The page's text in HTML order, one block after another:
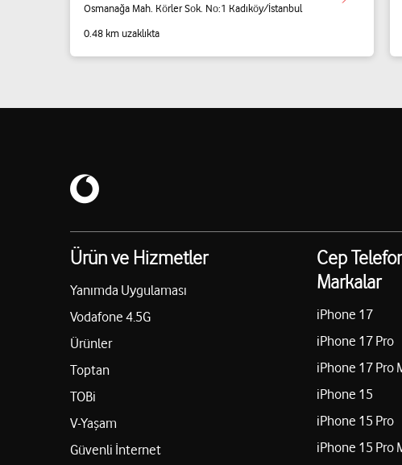
Osmanağa Mah. Körler Sok. No:1 Kadıköy/İstanbul
0.48 km uzaklıkta
Ürün ve Hizmetler
Yanımda Uygulaması
Vodafone 4.5G
Ürünler
Toptan
TOBi
V-Yaşam
Güvenli İnternet
Cep
Markalar
iPhone 17
iPhone 17 Pro
iPhone 17 Pro
iPhone 15
iPhone 15 Pro
iPhone 15 Pro